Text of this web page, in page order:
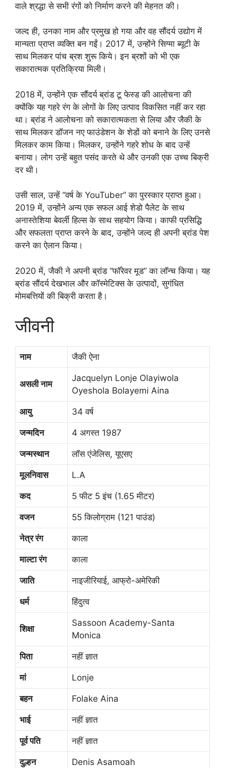
वाले श्रद्धा से सभी रंगों को निर्माण करने की मेहनत की।
जल्द ही, उनका नाम और प्रमुख हो गया और वह सौंदर्य उद्योग में
मान्यता प्राप्त व्यक्ति बन गईं। 2017 में, उन्होंने सिग्मा ब्यूटी के
साथ मिलकर पांच ब्रश शुरू किये। इन ब्रशों को भी एक
सकारात्मक प्रतिक्रिया मिली।
2018 में, उन्होंने एक सौंदर्य ब्रांड टू फेस्ड की आलोचना की
क्योंकि यह गहरे रंग के लोगों के लिए उत्पाद विकसित नहीं कर रहा
था। ब्रांड ने आलोचना को सकारात्मकता से लिया और जैकी के
साथ मिलकर डॉजन नए फाउंडेशन के शेडों को बनाने के लिए उनसे
मिलकर काम किया। मिलकर, उन्होंने गहरे शोध के बाद उन्हें
बनाया। लोग उन्हें बहुत पसंद करते थे और उनकी एक उच्च बिक्री
दर थी।
उसी साल, उन्हें “वर्ष के YouTuber” का पुरस्कार प्राप्त हुआ।
2019 में, उन्होंने अन्य एक सफल आई शेडो पैलेट के साथ
अनास्तेशिया बेवर्ली हिल्स के साथ सहयोग किया। काफी प्रसिद्धि
और सफलता प्राप्त करने के बाद, उन्होंने जल्द ही अपनी ब्रांड पेश
करने का ऐलान किया।
2020 में, जैकी ने अपनी ब्रांड “फॉरेवर मूड” का लॉन्च किया। यह
ब्रांड सौंदर्य देखभाल और कॉस्मेटिक्स के उत्पादों, सुगंधित
मोमबत्तियों की बिक्री करता है।
जीवनी
नाम जैकी ऐना
असली नाम
Jacquelyn Lonje Olayiwola
Oyeshola Bolayemi Aina
आयु 34 वर्ष
जन्मदिन 4 अगस्त 1987
जन्मस्थान लॉस एंजेलिस, यूएसए
मूलनिवास L.A
कद 5 फीट 5 इंच (1.65 मीटर)
वजन 55 किलोग्राम (121 पाउंड)
नेत्र रंग काला
माल्टा रंग काला
जाति नाइजीरियाई, आफ्रो-अमेरिकी
धर्म हिंदुत्व
शिक्षा
Sassoon Academy-Santa
Monica
पिता नहीं ज्ञात
मां Lonje
बहन Folake Aina
भाई नहीं ज्ञात
पूर्व पति नहीं ज्ञात
दुल्हन Denis Asamoah